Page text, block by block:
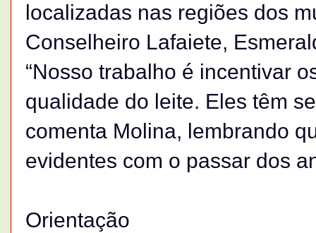
localizadas nas regiões dos
Conselheiro Lafaiete,
“Nosso trabalho é incentivar
qualidade do leite. Eles têm
comenta Molina, lembrando
evidentes com o passar dos
Orientação